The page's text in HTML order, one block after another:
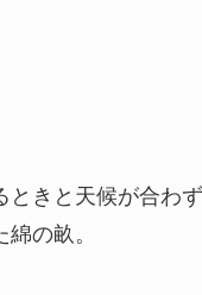
ときと天候が合わ
の畝。